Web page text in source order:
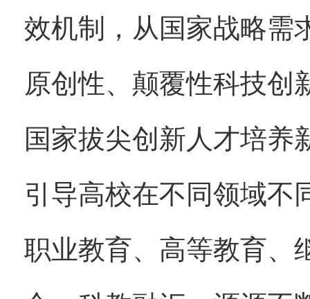
效机制，从国家战略需
原创性、颠覆性科技创
国家拔尖创新人才培养
引导高校在不同领域不
职业教育、高等教育、